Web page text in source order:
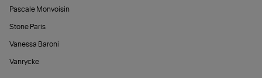
Pascale Monvoisin
Stone Paris
Vanessa Baroni
Vanrycke